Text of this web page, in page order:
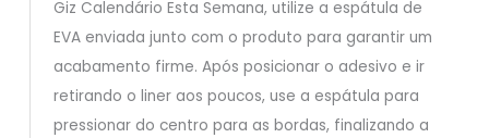
Giz Calendário Esta Semana, utilize a espátula de
EVA enviada junto com o produto para garantir um
acabamento firme. Após posicionar o adesivo e ir
retirando o liner aos poucos, use a espátula para
pressionar do centro para as bordas, finalizando a